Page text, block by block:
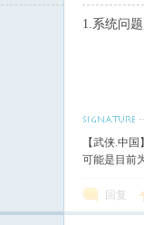
1.系统问
【武侠.中
可能是目前
回复